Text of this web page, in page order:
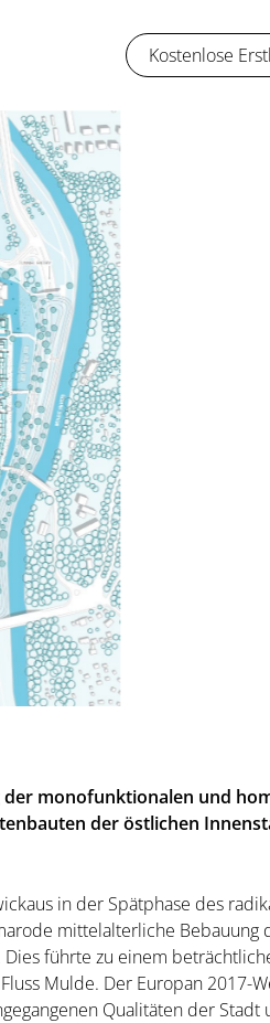
Kostenlose
monofunktionalen und
der östlichen
in der Spätphase des
mittelalterliche Bebauung
führte zu einem
Mulde. Der Europan 2017-
Qualitäten der